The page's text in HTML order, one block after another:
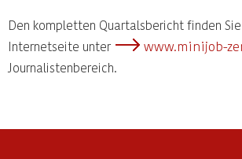
Den kompletten Quartalsbericht finden
Internetseite unter
www.minijob-
Journalistenbereich.